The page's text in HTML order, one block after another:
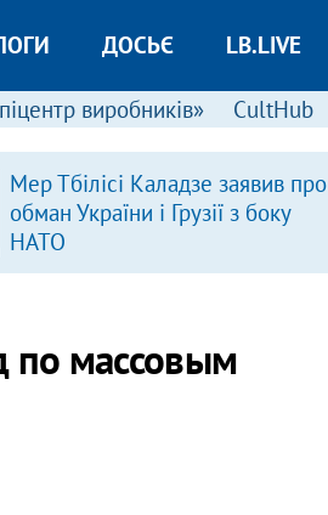
ДОСЬЄ LB.LIVE
виробників» CultHub
Мер Тбілісі Каладзе заявив про
обман України і Грузії з боку
НАТО
по массовым